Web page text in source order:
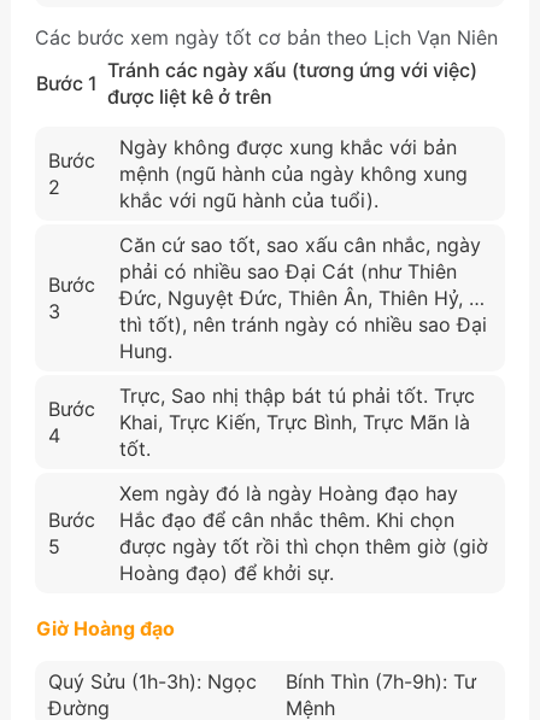
Các bước xem ngày tốt cơ bản theo Lịch Vạn Niên
Bước 1
Tránh các ngày xấu (tương ứng với việc)
được liệt kê ở trên
Bước
2
Ngày không được xung khắc với bản
mệnh (ngũ hành của ngày không xung
khắc với ngũ hành của tuổi).
Bước
3
Căn cứ sao tốt, sao xấu cân nhắc, ngày
phải có nhiều sao Đại Cát (như Thiên
Đức, Nguyệt Đức, Thiên Ân, Thiên Hỷ, …
thì tốt), nên tránh ngày có nhiều sao Đại
Hung.
Bước
4
Trực, Sao nhị thập bát tú phải tốt. Trực
Khai, Trực Kiến, Trực Bình, Trực Mãn là
tốt.
Bước
5
Xem ngày đó là ngày Hoàng đạo hay
Hắc đạo để cân nhắc thêm. Khi chọn
được ngày tốt rồi thì chọn thêm giờ (giờ
Hoàng đạo) để khởi sự.
Giờ Hoàng đạo
Quý Sửu (1h-3h): Ngọc
Đường
Bính Thìn (7h-9h): Tư
Mệnh